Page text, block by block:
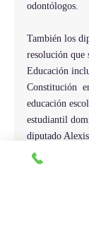
odontólogos.
También los
resolución
Educación
Constitución
educación
estudiantil
diputado